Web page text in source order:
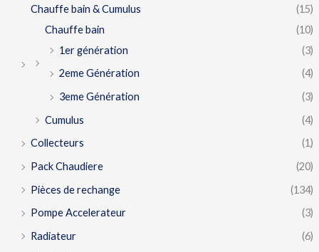
Chauffe bain & Cumulus
(15)
Chauffe bain
(10)
1er génération
(3)
2eme Génération
(4)
3eme Génération
(3)
Cumulus
(4)
Collecteurs
(1)
Pack Chaudiere
(20)
Pièces de rechange
(134)
Pompe Accelerateur
(3)
Radiateur
(6)